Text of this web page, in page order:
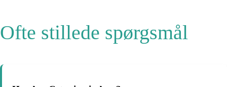
Ofte stillede spørgsmål